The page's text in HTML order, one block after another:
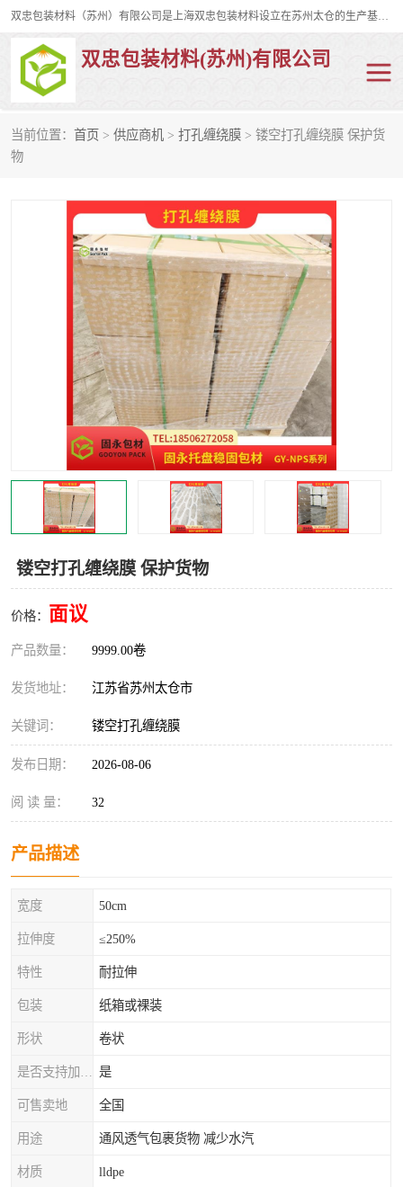
双忠包装材料（苏州）有限公司是上海双忠包装材料设立在苏州太仓的生产基地，占地约2万平米，产品主要有打孔缠绕膜，拉伸蜂窝纸，集装箱充气袋，滑托板，打包带，裹包网兜，防滑纸等箱体和托盘的运输和保护性包材。固永包材®，GooYon Pack®，是我们保护性包装材料的专属品牌。
双忠包装材料(苏州)有限公司
当前位置： 首页 > 供应商机 > 打孔缠绕膜 > 镂空打孔缠绕膜 保护货
物
镂空打孔缠绕膜 保护货物
价格： 面议
产品数量： 9999.00卷
发货地址： 江苏省苏州太仓市
关键词： 镂空打孔缠绕膜
发布日期： 2026-08-06
阅 读 量： 32
产品描述
宽度 50cm
拉伸度 ≤250%
特性 耐拉伸
包装 纸箱或裸装
形状 卷状
是
可售卖地 全国
用途 通风透气包裹货物 减少水汽
材质 lldpe
裹包网兜 纤维打包带
充气袋
缠绕膜
托盘裹包网兜
托盘捆绑带